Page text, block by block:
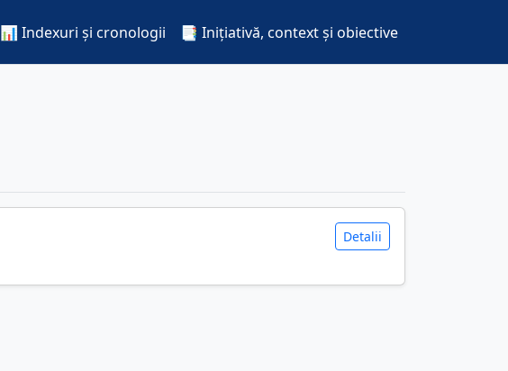
📊 Indexuri și cronologii 📑 Inițiativă, context și obiective
Detalii